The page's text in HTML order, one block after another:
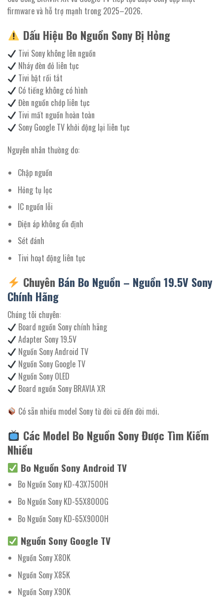
firmware và hỗ trợ mạnh trong 2025–2026.
Dấu Hiệu Bo Nguồn Sony Bị Hỏng
Tivi Sony không lên nguồn
Nháy đèn đỏ liên tục
Tivi bật rồi tắt
Có tiếng không có hình
Đèn nguồn chớp liên tục
Tivi mất nguồn hoàn toàn
Sony Google TV khởi động lại liên tục
Nguyên nhân thường do:
Chập nguồn
Hỏng tụ lọc
IC nguồn lỗi
Điện áp không ổn định
Sét đánh
Tivi hoạt động liên tục
Chuyên Bán Bo Nguồn – Nguồn 19.5V Sony
Chính Hãng
Chúng tôi chuyên:
Board nguồn Sony chính hãng
Adapter Sony 19.5V
Nguồn Sony Android TV
Nguồn Sony Google TV
Nguồn Sony OLED
Board nguồn Sony BRAVIA XR
Có sẵn nhiều model Sony từ đời cũ đến đời mới.
Các Model Bo Nguồn Sony Được Tìm Kiếm
Nhiều
Bo Nguồn Sony Android TV
Bo Nguồn Sony KD-43X7500H
Bo Nguồn Sony KD-55X8000G
Bo Nguồn Sony KD-65X9000H
Nguồn Sony Google TV
Nguồn Sony X80K
Nguồn Sony X85K
Nguồn Sony X90K